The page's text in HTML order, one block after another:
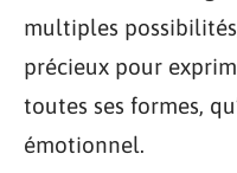
multiples
précieux pour
toutes ses formes,
émotionnel.